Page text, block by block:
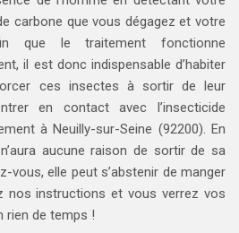
carbone que vous dégagez et votre
que le traitement fonctionne
il est donc indispensable d’habiter
ces insectes à sortir de leur
en contact avec l’insecticide
à Neuilly-sur-Seine (92200). En
aucune raison de sortir de sa
vous, elle peut s’abstenir de manger
nos instructions et vous verrez vos
rien de temps !